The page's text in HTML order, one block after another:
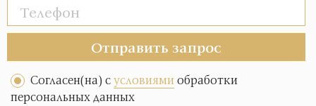
Отправить запрос
Согласен(на) сусловиямиобработки
персональных данных